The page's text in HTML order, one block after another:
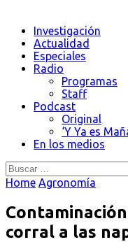
Investigación
Actualidad
Especiales
Radio
Programas
Staff
Podcast
Original
‘Y Ya es
En los medios
Buscar:
Home Agronomía
corral a las